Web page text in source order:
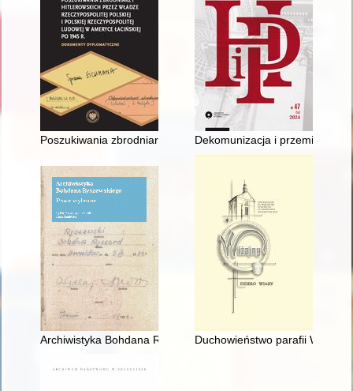
Poszukiwania zbrodniarzy hitlerowskich przez władze
Dekomunizacja i
Archiwistyka Bohdana Ryszewskiego : prace wybrane
Duchowieństwo parafii Wiżajny